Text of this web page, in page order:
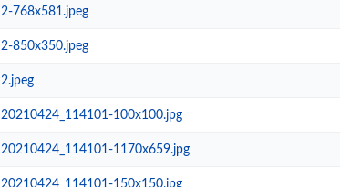
2-768x581.jpeg
2-850x350.jpeg
2.jpeg
20210424_114101-100x100.jpg
20210424_114101-1170x659.jpg
20210424_114101-150x150.jpg